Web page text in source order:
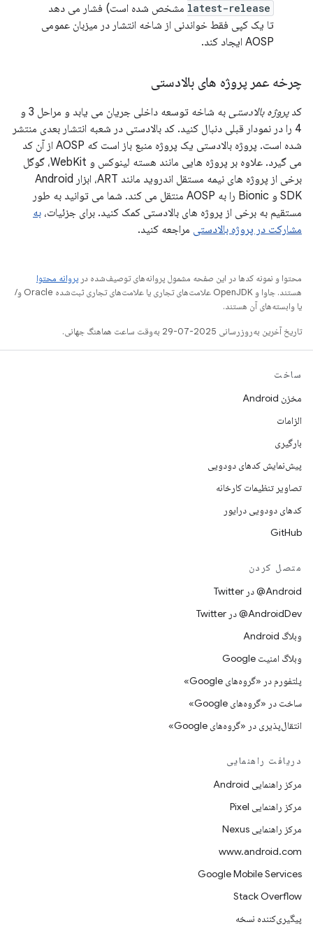
latest-release مشخص شده است) فشار می دهد
تا یک کپی فقط خواندنی از شاخه انتشار در میزبان عمومی
AOSP ایجاد کند.
چرخه عمر پروژه های بالادستی
کدپروژه بالادستی
به شاخه توسعه داخلی جریان می یابد و مراحل 3 و
4 را در نمودار قبلی دنبال کنید. کد بالادستی در شعبه انتشار بعدی منتشر
شده است. پروژه بالادستی یک پروژه منبع باز است که AOSP از آن کد
می گیرد. علاوه بر پروژه هایی مانند هسته لینوکس و WebKit، گوگل
برخی از پروژه های نیمه مستقل اندروید مانند ART، ابزار Android
SDK و Bionic را به AOSP منتقل می کند. شما می توانید به طور
مستقیم به برخی از پروژه های بالادستی کمک کنید. برای جزئیات، به
مشارکت در پروژه بالادستی مراجعه کنید.
محتوا و نمونه کدها در این صفحه مشمول پروانه‌های توصیف‌شده در پروانه محتوا
هستند. جاوا و OpenJDK علامت‌های تجاری یا علامت‌های تجاری ثبت‌شده Oracle و/
یا وابسته‌های آن هستند.
تاریخ آخرین به‌روزرسانی 2025-07-29 به‌وقت ساعت هماهنگ جهانی.
ساخت
مخزن Android
الزامات
بارگیری
پیش‌نمایش کدهای دودویی
تصاویر تنظیمات کارخانه
کدهای دودویی درایور
GitHub
متصل کردن
Android@ در Twitter
AndroidDev@ در Twitter
وبلاگ Android
وبلاگ امنیت Google
پلتفورم در «گروه‌های Google»
ساخت در «گروه‌های Google»
انتقال‌پذیری در «گروه‌های Google»
دریافت راهنمایی
مرکز راهنمایی Android
مرکز راهنمایی Pixel
مرکز راهنمایی Nexus
www.android.com
Google Mobile Services
Stack Overflow
پیگیری‌کننده نسخه